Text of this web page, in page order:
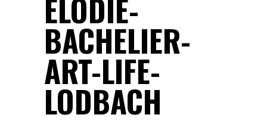
ELODIE-
BACHELIER-
ART-LIFE-
LODBACH